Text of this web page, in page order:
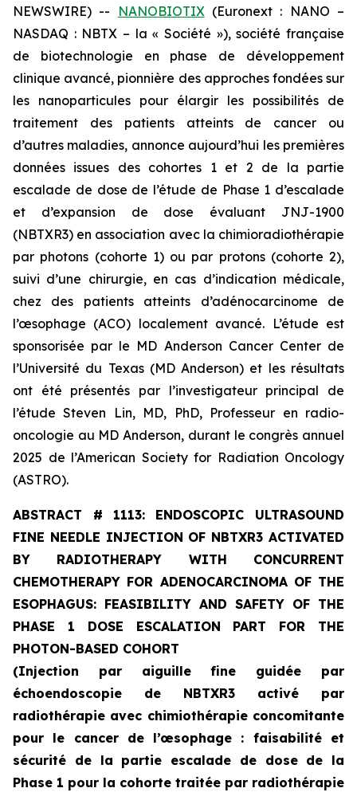
NEWSWIRE) --
NANOBIOTIX(Euronext : NANO –
NASDAQ : NBTX – la « Société »), société française
de biotechnologie en phase de développement
clinique avancé, pionnière des approches fondées sur
les nanoparticules pour élargir les possibilités de
traitement des patients atteints de cancer ou
d’autres maladies, annonce aujourd’hui les premières
données issues des cohortes 1 et 2 de la partie
escalade de dose de l’étude de Phase 1 d’escalade
et d’expansion de dose évaluant JNJ-1900
(NBTXR3) en association avec la chimioradiothérapie
par photons (cohorte 1) ou par protons (cohorte 2),
suivi d’une chirurgie, en cas d’indication médicale,
chez des patients atteints d’adénocarcinome de
l’œsophage (ACO) localement avancé. L’étude est
sponsorisée par le MD Anderson Cancer Center de
l’Université du Texas (MD Anderson) et les résultats
ont été présentés par l’investigateur principal de
l’étude Steven Lin, MD, PhD, Professeur en radio-
oncologie au MD Anderson, durant le congrès annuel
2025 de l’American Society for Radiation Oncology
(ASTRO).
ABSTRACT #
1113: ENDOSCOPIC ULTRASOUND
FINE NEEDLE INJECTION OF NBTXR3 ACTIVATED
BY RADIOTHERAPY WITH CONCURRENT
CHEMOTHERAPY FOR ADENOCARCINOMA OF THE
ESOPHAGUS: FEASIBILITY AND SAFETY OF THE
PHASE 1 DOSE ESCALATION PART FOR THE
PHOTON-BASED COHORT
(Injection par aiguille fine guidée par
échoendoscopie de NBTXR3 activé par
radiothérapie avec chimiothérapie concomitante
pour le cancer de l’œsophage : faisabilité et
sécurité de la partie escalade de dose de la
Phase 1 pour la cohorte traitée par radiothérapie